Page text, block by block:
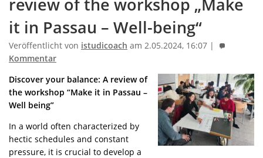
review of the workshop „Make
it in Passau – Well-being“
Veröffentlicht von istudicoach am 2.05.2024, 16:07 |
Kommentar
Discover your balance: A review of
the workshop “Make it in Passau –
Well being”
In a world often characterized by
hectic schedules and constant
pressure, it is crucial to develop a